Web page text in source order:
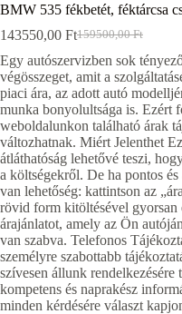
BMW 535 fékbetét, féktárcsa
159500,00Ft
Original
price
was:
159500,00 Ft.
143550,00 FtCurrent
price
is:
143550,00 Ft.
Egy autószervizben sok
végösszeget, amit a
piaci ára, az adott autó
munka bonyolultsága is. Ezért
weboldalunkon található árak
változhatnak. Miért Jelenthet
átláthatóság lehetővé teszi,
a költségekről. De ha pontos
van lehetőség: kattintson az
rövid form kitöltésével gyorsan
árajánlatot, amely az Ön
van szabva. Telefonos
személyre szabottabb
szívesen állunk
kompetens és naprakész
minden kérdésére választ